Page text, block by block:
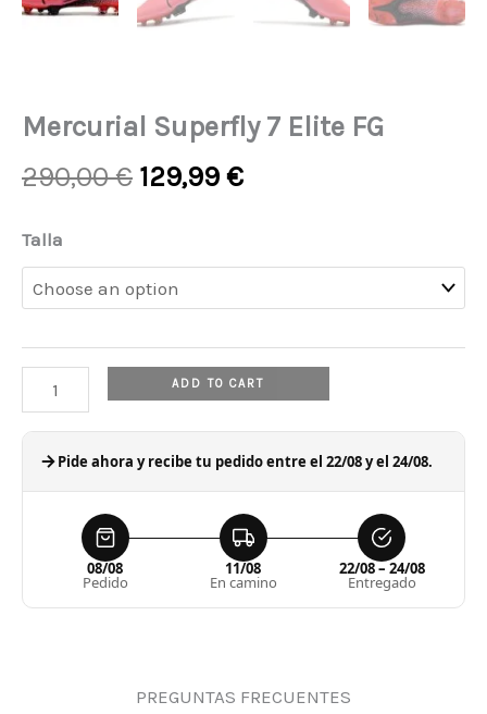
Mercurial Superfly 7 Elite FG
290,00€ Original
290,00 €.
129,99 €Current
129,99 €.
Talla
Mercurial
Superfly
FG
quantity
ADD TO CART
Pide ahora y recibe tu pedido entre el 22/08 y el 24/08.
08/08
Pedido
11/08
En camino
22/08 – 24/08
Entregado
PREGUNTAS FRECUENTES